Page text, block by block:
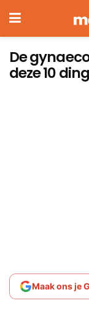
De
deze 10
Maak ons je